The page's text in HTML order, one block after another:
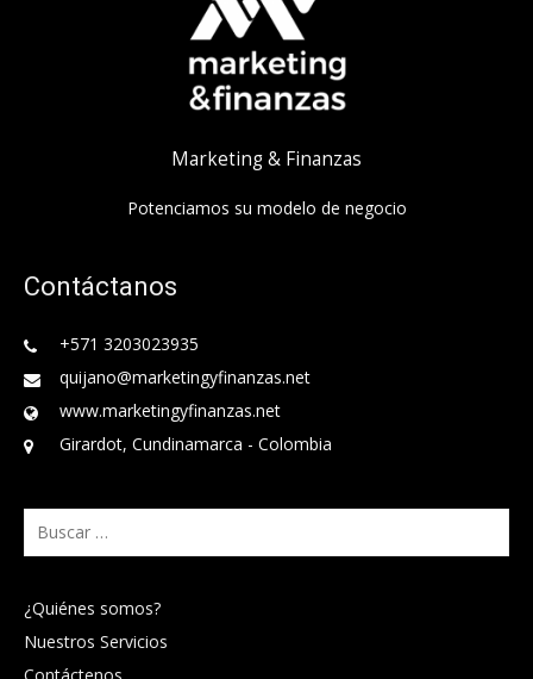
Marketing & Finanzas
Potenciamos su modelo de negocio
Contáctanos
+571 3203023935
quijano@marketingyfinanzas.net
www.marketingyfinanzas.net
Girardot, Cundinamarca - Colombia
Buscar:
¿Quiénes somos?
Nuestros Servicios
Contáctenos